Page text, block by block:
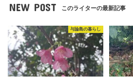
NEW POST このライターの最新記事
与論島の暮らし